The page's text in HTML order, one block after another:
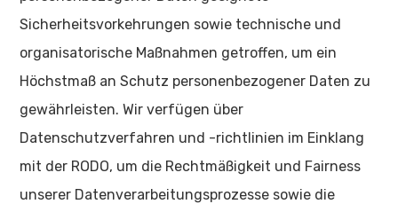
Sicherheitsvorkehrungen sowie technische und
organisatorische Maßnahmen getroffen, um ein
Höchstmaß an Schutz personenbezogener Daten zu
gewährleisten. Wir verfügen über
Datenschutzverfahren und -richtlinien im Einklang
mit der RODO, um die Rechtmäßigkeit und Fairness
unserer Datenverarbeitungsprozesse sowie die